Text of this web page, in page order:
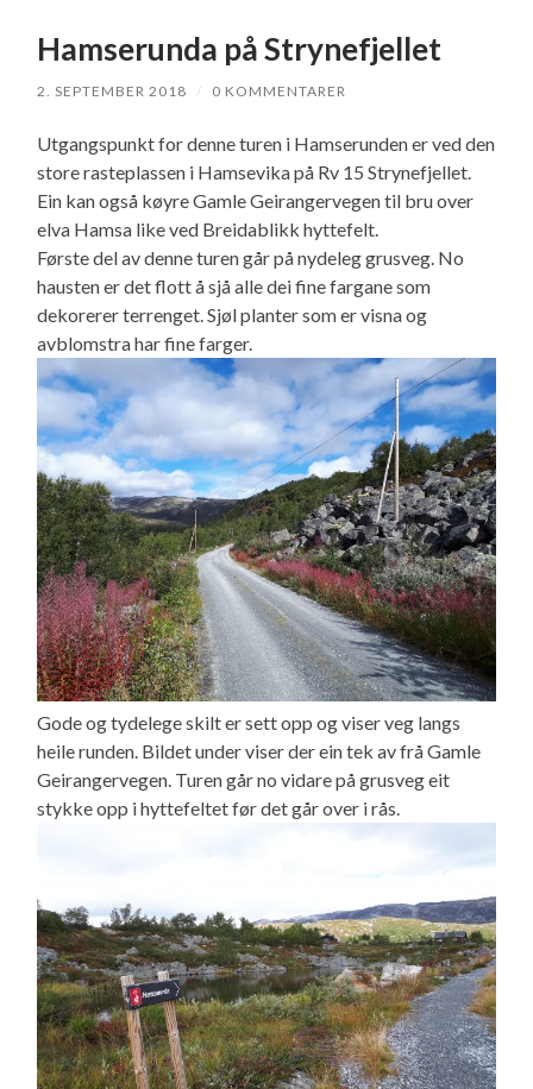
Hamserunda på Strynefjellet
2. SEPTEMBER 2018 / 0 KOMMENTARER
Utgangspunkt for denne turen i Hamserunden er ved den
store rasteplassen i Hamsevika på Rv 15 Strynefjellet.
Ein kan også køyre Gamle Geirangervegen til bru over
elva Hamsa like ved Breidablikk hyttefelt.
Første del av denne turen går på nydeleg grusveg. No
hausten er det flott å sjå alle dei fine fargane som
dekorerer terrenget. Sjøl planter som er visna og
avblomstra har fine farger.
Gode og tydelege skilt er sett opp og viser veg langs
heile runden. Bildet under viser der ein tek av frå Gamle
Geirangervegen. Turen går no vidare på grusveg eit
stykke opp i hyttefeltet før det går over i rås.